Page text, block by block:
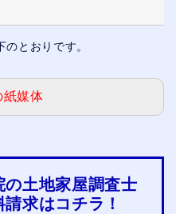
とおりです。
紙媒体
土地家屋調査士
求はコチラ！